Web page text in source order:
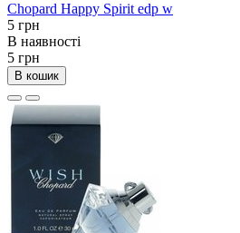
Chopard Happy Spirit edp w
5 грн
В наявності
5 грн
В кошик